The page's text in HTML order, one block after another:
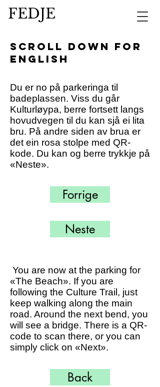
FEDJE
scroll down for
english
Du er no på parkeringa til
badeplassen. Viss du går
Kulturløypa, berre fortsett langs
hovudvegen til du kan sjå ei lita
bru. På andre siden av brua er
det ein rosa stolpe med QR-
kode. Du kan og berre trykkje på
«Neste».
Forrige
Neste
You are now at the parking for
«The Beach». If you are
following the Culture Trail, just
keep walking along the main
road. Around the next bend, you
will see a bridge. There is a QR-
code to scan there, or you can
simply click on «Next».
Back